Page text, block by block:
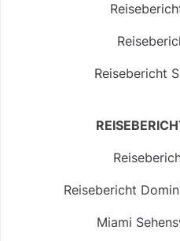
Reisebericht
Reisebericht
Miami